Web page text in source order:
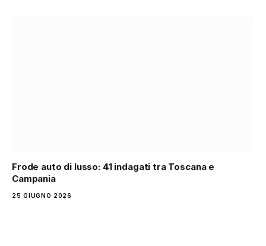
Frode auto di lusso: 41 indagati tra Toscana e
Campania
25 GIUGNO 2026